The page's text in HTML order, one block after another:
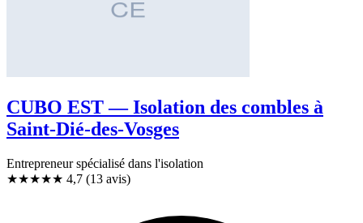
CUBO EST — Isolation des combles à
Saint-Dié-des-Vosges
Entrepreneur spécialisé dans l'isolation
★★★★★ 4,7 (13 avis)